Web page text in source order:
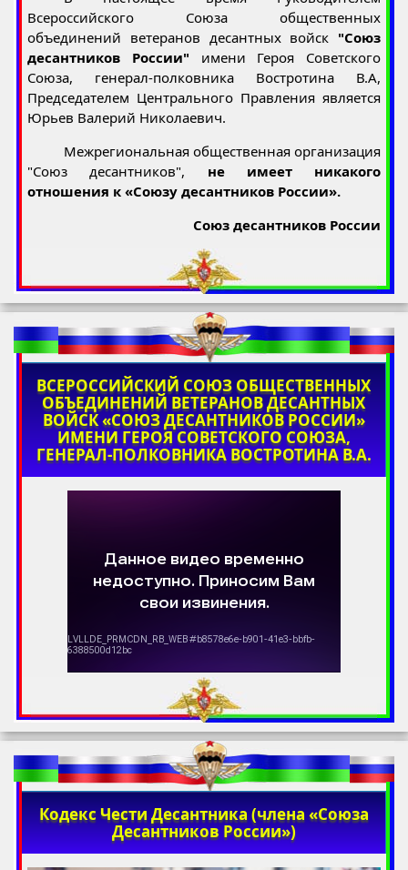
Всероссийского Союза общественных
объединений ветеранов десантных войск "Союз
десантников России" имени Героя Советского
Союза, генерал-полковника Востротина В.А,
Председателем Центрального Правления является
Юрьев Валерий Николаевич.
Межрегиональная общественная организация
"Союз десантников", не имеет никакого
отношения к «Союзу десантников России».
Союз десантников России
ВСЕРОССИЙСКИЙ СОЮЗ ОБЩЕСТВЕННЫХ
ОБЪЕДИНЕНИЙ ВЕТЕРАНОВ ДЕСАНТНЫХ
ВОЙСК «СОЮЗ ДЕСАНТНИКОВ РОССИИ»
ИМЕНИ ГЕРОЯ СОВЕТСКОГО СОЮЗА,
ГЕНЕРАЛ-ПОЛКОВНИКА ВОСТРОТИНА В.А.
Кодекс Чести Десантника (члена «Союза
Десантников России»)